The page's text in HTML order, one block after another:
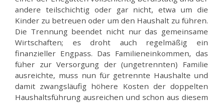
andere teilschichtig oder gar nicht, etwa um die
Kinder zu betreuen oder um den Haushalt zu führen.
Die Trennung beendet nicht nur das gemeinsame
Wirtschaften; es droht auch regelmäßig ein
finanzieller Engpass. Das Familieneinkommen, das
füher zur Versorgung der (ungetrennten) Familie
ausreichte, muss nun für getrennte Haushalte und
damit zwangsläufig höhere Kosten der doppelten
Haushaltsführung ausreichen und schon aus diesem